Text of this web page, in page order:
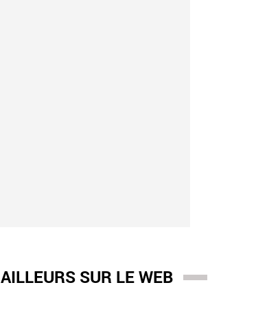
AILLEURS SUR LE WEB